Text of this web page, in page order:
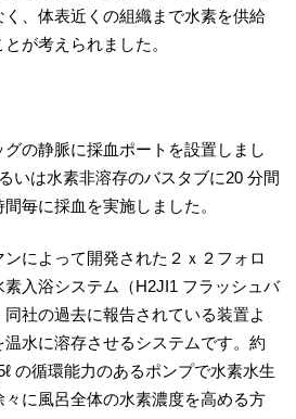
、体表近くの組織まで水素を供給
が考えられました。
の静脈に採血ポートを設置しまし
いは水素非溶存のバスタブに20 分間
毎に採血を実施しました。
によって開発された２ｘ２フォロ
入浴システム（H2JI1 フラッシュバ
社の過去に報告されている装置よ
水に溶存させるシステムです。約
の循環能力のあるポンプで水素水生
に風呂全体の水素濃度を高める方